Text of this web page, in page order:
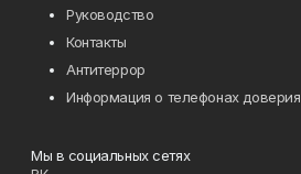
Руководство
Контакты
Антитеррор
Информация о телефонах доверия
Мы в социальных сетях